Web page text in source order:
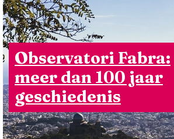
Observatori Fabra:
meer dan 100 jaar
geschiedenis